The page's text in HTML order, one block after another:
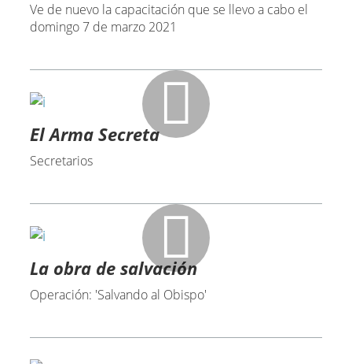
Ve de nuevo la capacitación que se llevo a cabo el
domingo 7 de marzo 2021
El Arma Secreta
Secretarios
La obra de salvación
Operación: 'Salvando al Obispo'